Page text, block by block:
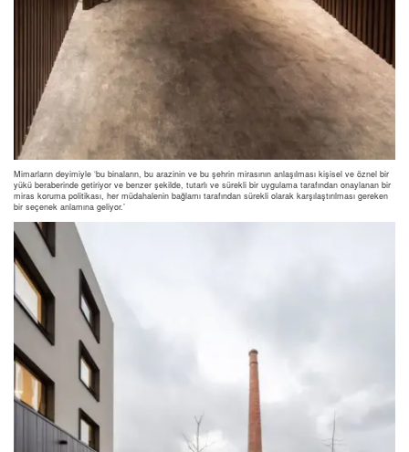
Mimarların deyimiyle ‘bu binaların, bu arazinin ve bu şehrin mirasının anlaşılması kişisel ve öznel bir
yükü beraberinde getiriyor ve benzer şekilde, tutarlı ve sürekli bir uygulama tarafından onaylanan bir
miras koruma politikası, her müdahalenin bağlamı tarafından sürekli olarak karşılaştırılması gereken
bir seçenek anlamına geliyor.’